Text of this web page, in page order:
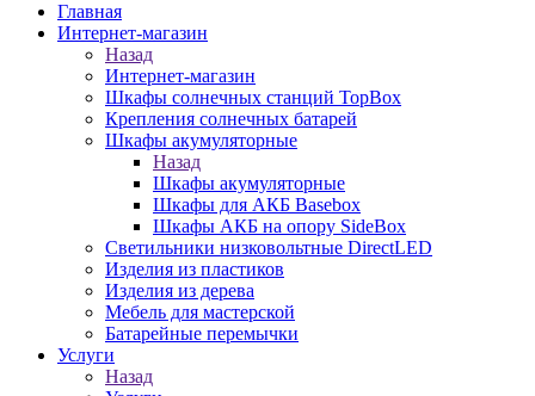
Главная
Интернет-магазин
Назад
Интернет-магазин
Шкафы солнечных станций TopBox
Крепления солнечных батарей
Шкафы акумуляторные
Назад
Шкафы акумуляторные
Шкафы для АКБ Basebox
Шкафы АКБ на опору SideBox
Светильники низковольтные DirectLED
Изделия из пластиков
Изделия из дерева
Мебель для мастерской
Батарейные перемычки
Услуги
Назад